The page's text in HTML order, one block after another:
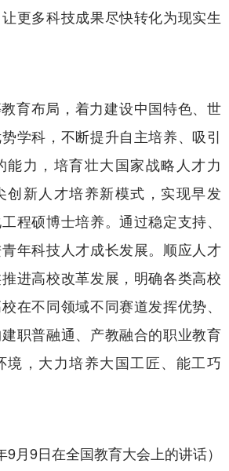
更多科技成果尽快转化为现实生
育布局，着力建设中国特色、世
学科，不断提升自主培养、吸引
能力，培育壮大国家战略人才力
创新人才培养新模式，实现早发
程硕博士培养。通过稳定支持、
年科技人才成长发展。顺应人才
进高校改革发展，明确各类高校
在不同领域不同赛道发挥优势、
职普融通、产教融合的职业教育
境，大力培养大国工匠、能工巧
9月9日在全国教育大会上的讲话）